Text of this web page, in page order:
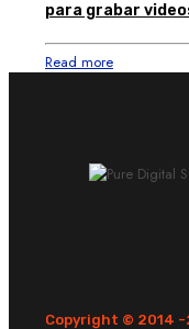
para grabar
Read more
Copyright © 2014 -